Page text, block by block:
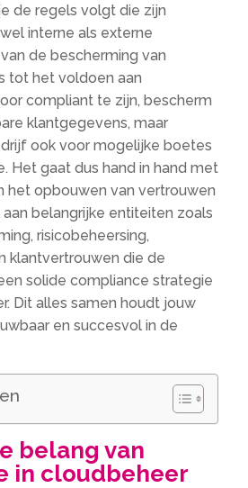
de regels volgt die zijn
interne als externe
de bescherming van
tot het voldoen aan
compliant te zijn, bescherm
klantgegevens, maar
ook voor mogelijke boetes
Het gaat dus hand in hand met
het opbouwen van vertrouwen
belangrijke entiteiten zoals
risicobeheersing,
klantvertrouwen die de
solide compliance strategie
Dit alles samen houdt jouw
en succesvol in de
belang van
in cloudbeheer